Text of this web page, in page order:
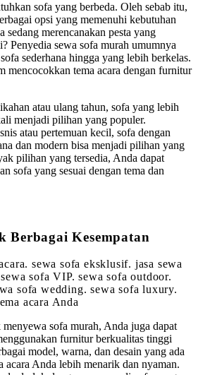
sofa yang berbeda. Oleh sebab itu,
opsi yang memenuhi kebutuhan
sedang merencanakan pesta yang
Penyedia sewa sofa murah umumnya
sederhana hingga yang lebih berkelas.
mencocokkan tema acara dengan furnitur
atau ulang tahun, sofa yang lebih
menjadi pilihan yang populer.
atau pertemuan kecil, sofa dengan
dan modern bisa menjadi pilihan yang
pilihan yang tersedia, Anda dapat
sofa yang sesuai dengan tema dan
Berbagai Kesempatan
sewa sofa eksklusif. jasa sewa
sofa VIP. sewa sofa outdoor.
sofa wedding. sewa sofa luxury.
acara Anda
sofa murah, Anda juga dapat
furnitur berkualitas tinggi
model, warna, dan desain yang ada
acara Anda lebih menarik dan nyaman.